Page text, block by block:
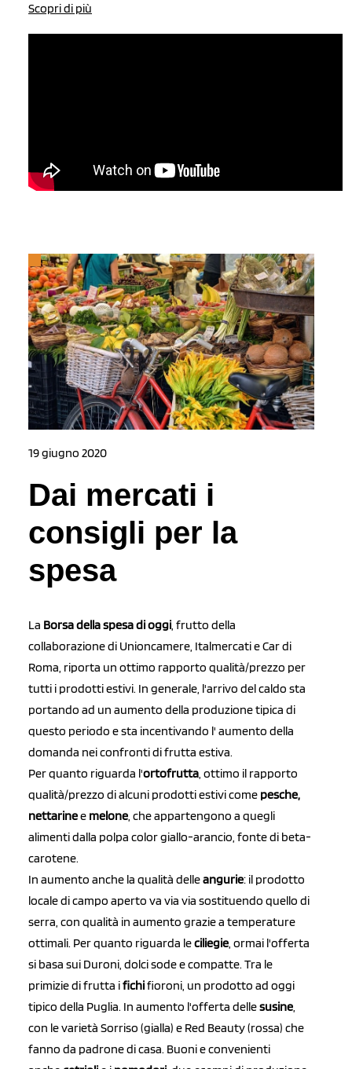
Scopri di più
19 giugno 2020
Dai mercati i
consigli per la
spesa
La Borsa della spesa di oggi , frutto della
collaborazione di Unioncamere, Italmercati e Car di
Roma, riporta un ottimo rapporto qualità/prezzo per
tutti i prodotti estivi. In generale, l'arrivo del caldo sta
portando ad un aumento della produzione tipica di
questo periodo e sta incentivando l' aumento della
domanda nei confronti di frutta estiva.
Per quanto riguarda l'ortofrutta , ottimo il rapporto
qualità/prezzo di alcuni prodotti estivi come pesche,
nettarinee melone , che appartengono a quegli
alimenti dalla polpa color giallo-arancio, fonte di beta-
carotene.
In aumento anche la qualità delleangurie: il prodotto
locale di campo aperto va via via sostituendo quello di
serra, con qualità in aumento grazie a temperature
ottimali. Per quanto riguarda leciliegie , ormai l'offerta
si basa sui Duroni, dolci sode e compatte. Tra le
primizie di frutta ifichifioroni, un prodotto ad oggi
tipico della Puglia. In aumento l'offerta dellesusine
con le varietà Sorriso (gialla) e Red Beauty (rossa) che
fanno da padrone di casa. Buoni e convenienti